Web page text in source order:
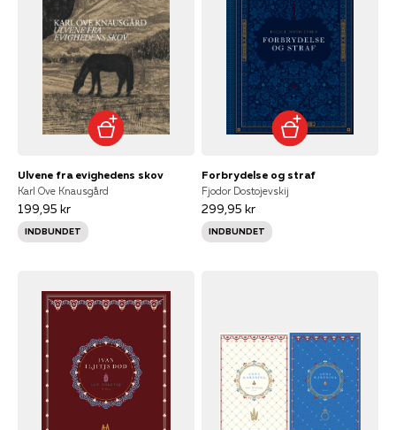
Ulvene fra evighedens skov
Karl Ove Knausgård
199,95 kr
INDBUNDET
Forbrydelse og straf
Fjodor Dostojevskij
299,95 kr
INDBUNDET